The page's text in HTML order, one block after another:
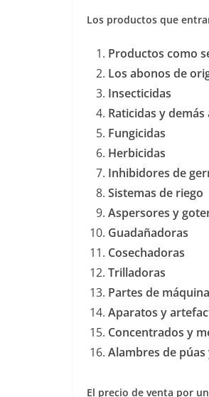
Los productos que
Productos como
Los abonos de
Insecticidas
Raticidas y
Fungicidas
Herbicidas
Inhibidores de
Sistemas de riego
Aspersores y
Guadañadoras
Cosechadoras
Trilladoras
Partes de
Aparatos y
Concentrados y
Alambres de púas
El precio de venta por